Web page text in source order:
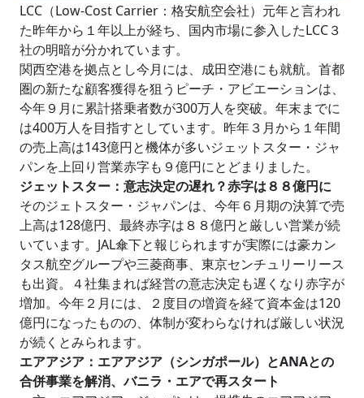
LCC（Low-Cost Carrier：格安航空会社）元年と言われ
た昨年から１年以上が経ち、国内市場に参入したLCC３
社の明暗が分かれています。
関西空港を拠点とし今月には、成田空港にも就航。首都
圏の新たな顧客獲得を狙うピーチ・アビエーションは、
今年９月に累計搭乗者数が300万人を突破。年末までに
は400万人を目指すとしています。昨年３月から１年間
の売上高は143億円と機体が多いジェットスター・ジャ
パンを上回り営業赤字も９億円にとどまりました。
ジェットスター：意志決定の遅れ？赤字は８８億円に
そのジェトスター・ジャパンは、今年６月期の決算で売
上高は128億円、最終赤字は８８億円と厳しい営業が続
いています。JAL傘下と報じられますが実際には豪カン
タス航空グループや三菱商事、東京センチュリーリース
も出資。４社集まれば経営の意志決定も遅くなり赤字が
増加。今年２月には、２度目の増資を経て資本金は120
億円になったものの、体制が変わらなければ厳しい状況
が続くとみられます。
エアアジア：エアアジア（シンガポール）とANAとの
合併事業を解消、バニラ・エアで再スタート